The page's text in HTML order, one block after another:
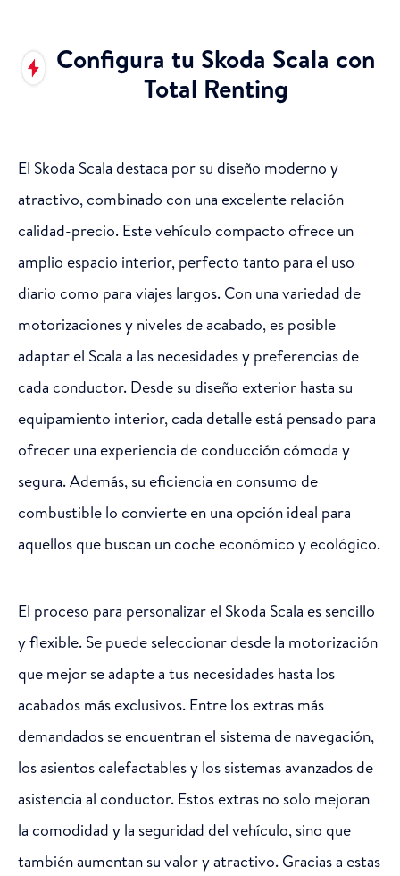
Configura tu Skoda Scala con
Total Renting
El Skoda Scala destaca por su diseño moderno y
atractivo, combinado con una excelente relación
calidad-precio. Este vehículo compacto ofrece un
amplio espacio interior, perfecto tanto para el uso
diario como para viajes largos. Con una variedad de
motorizaciones y niveles de acabado, es posible
adaptar el Scala a las necesidades y preferencias de
cada conductor. Desde su diseño exterior hasta su
equipamiento interior, cada detalle está pensado para
ofrecer una experiencia de conducción cómoda y
segura. Además, su eficiencia en consumo de
combustible lo convierte en una opción ideal para
aquellos que buscan un coche económico y ecológico.
El proceso para personalizar el Skoda Scala es sencillo
y flexible. Se puede seleccionar desde la motorización
que mejor se adapte a tus necesidades hasta los
acabados más exclusivos. Entre los extras más
demandados se encuentran el sistema de navegación,
los asientos calefactables y los sistemas avanzados de
asistencia al conductor. Estos extras no solo mejoran
la comodidad y la seguridad del vehículo, sino que
también aumentan su valor y atractivo. Gracias a estas